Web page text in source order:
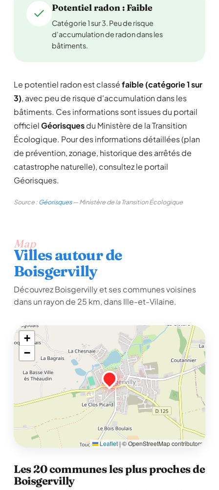
Potentiel radon : Faible
Catégorie 1 sur 3. Peu de risque
d'accumulation de radon dans les
bâtiments.
Le potentiel radon est classéfaible (catégorie 1 sur
3), avec peu de risque d'accumulation dans les
bâtiments. Ces informations sont issues du portail
officielGéorisquesdu Ministère de la Transition
Écologique. Pour des informations détaillées (plan
de prévention, zonage, historique des arrêtés de
catastrophe naturelle), consultez le portail
Géorisques.
Source :Géorisques— Ministère de la Transition Écologique
Map
Villes autour de
Boisgervilly
Découvrez Boisgervilly et ses communes voisines
dans un rayon de 25 km, dans Ille-et-Vilaine.
+
−
Leaflet |© OpenStreetMap contributors
Les 20 communes les plus proches de
Boisgervilly